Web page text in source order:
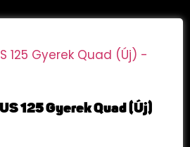
125 Gyerek Quad (Új)